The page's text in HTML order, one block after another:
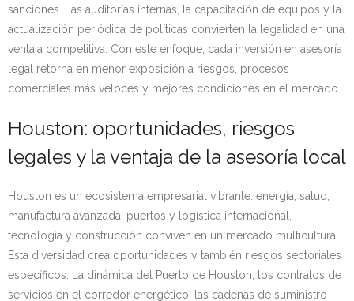
sanciones. Las auditorías internas, la capacitación de equipos y la
actualización periódica de políticas convierten la legalidad en una
ventaja competitiva. Con este enfoque, cada inversión en asesoría
legal retorna en menor exposición a riesgos, procesos
comerciales más veloces y mejores condiciones en el mercado.
Houston: oportunidades, riesgos
legales y la ventaja de la asesoría local
Houston es un ecosistema empresarial vibrante: energía, salud,
manufactura avanzada, puertos y logística internacional,
tecnología y construcción conviven en un mercado multicultural.
Esta diversidad crea oportunidades y también riesgos sectoriales
específicos. La dinámica del Puerto de Houston, los contratos de
servicios en el corredor energético, las cadenas de suministro